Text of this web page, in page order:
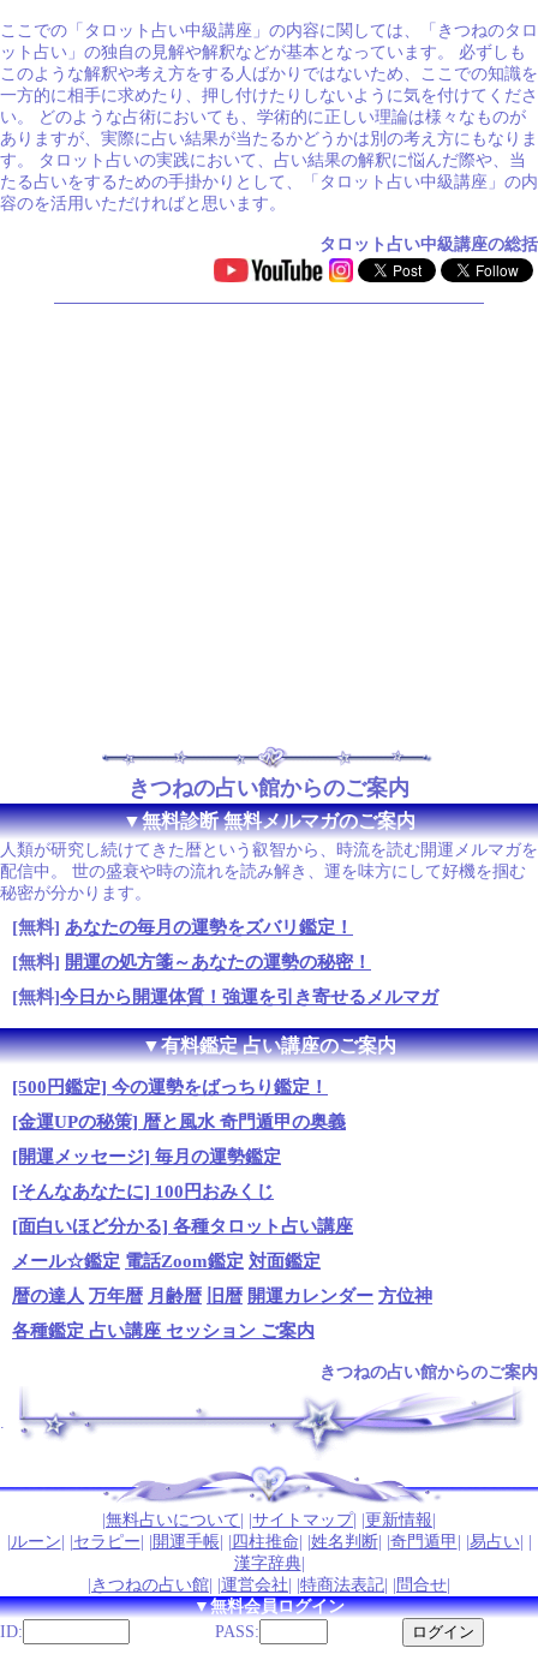
ここでの「タロット占い中級講座」の内容に関しては、「きつねのタロ
ット占い」の独自の見解や解釈などが基本となっています。 必ずしも
このような解釈や考え方をする人ばかりではないため、ここでの知識を
一方的に相手に求めたり、押し付けたりしないように気を付けてくださ
い。 どのような占術においても、学術的に正しい理論は様々なものが
ありますが、実際に占い結果が当たるかどうかは別の考え方にもなりま
す。 タロット占いの実践において、占い結果の解釈に悩んだ際や、当
たる占いをするための手掛かりとして、「タロット占い中級講座」の内
容のを活用いただければと思います。
タロット占い中級講座の総括
きつねの占い館からのご案内
▼無料診断 無料メルマガのご案内
人類が研究し続けてきた暦という叡智から、時流を読む開運メルマガを
配信中。 世の盛衰や時の流れを読み解き、運を味方にして好機を掴む
秘密が分かります。
[無料] あなたの毎月の運勢をズバリ鑑定！
[無料] 開運の処方箋～あなたの運勢の秘密！
[無料]今日から開運体質！強運を引き寄せるメルマガ
▼有料鑑定 占い講座のご案内
[500円鑑定] 今の運勢をばっちり鑑定！
[金運UPの秘策] 暦と風水 奇門遁甲の奥義
[開運メッセージ] 毎月の運勢鑑定
[そんなあなたに] 100円おみくじ
[面白いほど分かる] 各種タロット占い講座
メール☆鑑定 電話Zoom鑑定 対面鑑定
暦の達人 万年暦 月齢暦 旧暦 開運カレンダー 方位神
各種鑑定 占い講座 セッション ご案内
きつねの占い館からのご案内
無料占いについて サイトマップ 更新情報
ルーン セラピー 開運手帳 四柱推命 姓名判断| | 奇門遁甲 易占い
漢字辞典|
きつねの占い館 運営会社 特商法表記 問合せ
▼無料会員ログイン
ID:
PASS: